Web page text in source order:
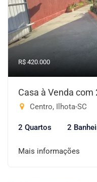
R$ 420.000
Casa à Venda com
Centro, Ilhota-SC
2 Quartos 2
Mais informações